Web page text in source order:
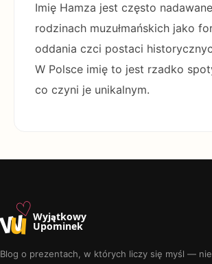
Imię Hamza jest często
rodzinach muzułmańskich jako
oddania czci postaci
W Polsce imię to jest rzadko
co czyni je unikalnym.
u♡Wyjątkowy
Upominek
Blog o prezentach, w których liczy się myśl — nie